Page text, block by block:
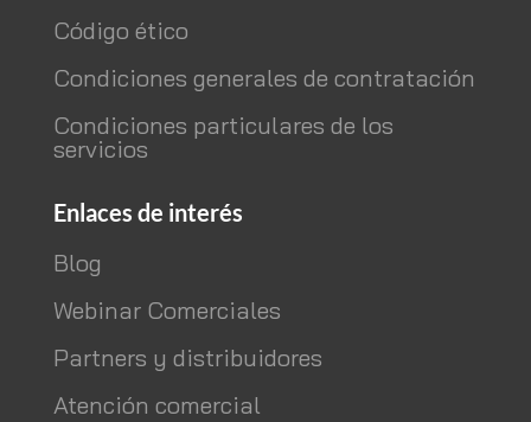
Código ético
Condiciones generales de contratación
Condiciones particulares de los
servicios
Enlaces de interés
Blog
Webinar Comerciales
Partners y distribuidores
Atención comercial